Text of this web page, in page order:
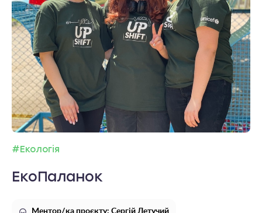
#Екологія
ЕкоПаланок
Ментор/ка проєкту: Сергій Летучий